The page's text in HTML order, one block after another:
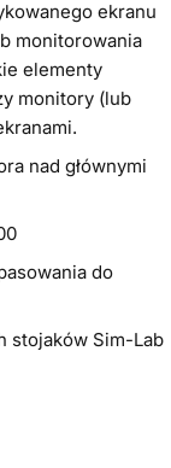
ekranu
monitorowania
elementy
monitory (lub
nad głównymi
do
stojaków Sim-Lab